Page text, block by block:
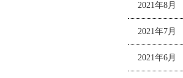
2021年8月
2021年7月
2021年6月